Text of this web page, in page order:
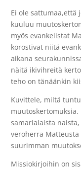
Ei ole sattumaa,että
kuuluu
myös evankelistat
korostivat niitä
aikana
näitä ikivihreitä
teho on tänäänkin
Kuvittele, miltä
muutoskertomuksia.
samarialaista
veroherra
suurimman
Missiokirjoihin on